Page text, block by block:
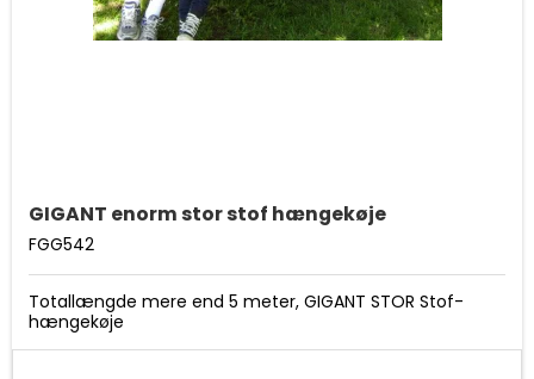
GIGANT enorm stor stof hængekøje
FGG542
Totallængde mere end 5 meter, GIGANT STOR Stof-
hængekøje